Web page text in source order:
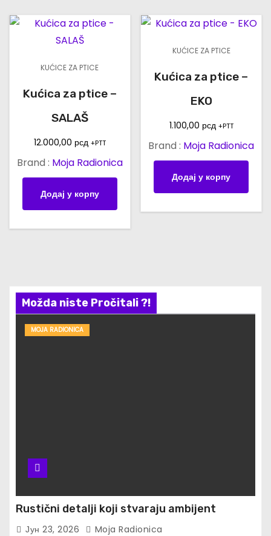
а
KUĆICE ZA PTICE
Kućica za ptice –
SALAŠ
12.000,00 рсд +PTT
Brand : Moja Radionica
Додај у корпу
KUĆICE ZA PTICE
Kućica za ptice –
EKO
1.100,00 рсд +PTT
Brand : Moja Radionica
Додај у корпу
Možda niste Pročitali ?!
MOJA RADIONICA
Rustični detalji koji stvaraju ambijent
Јун 23, 2026 Moja Radionica